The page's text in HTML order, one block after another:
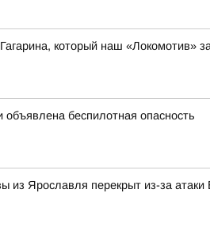
который наш «Локомотив»
объявлена беспилотная опасность
из Ярославля перекрыт из-за